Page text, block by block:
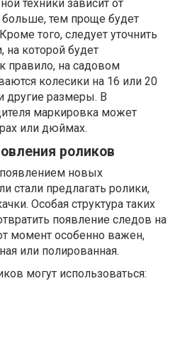
техники зависит от
тем проще будет
того, следует уточнить
которой будет
правило, на садовом
колесики на 16 или 20
другие размеры. В
маркировка может
или дюймах.
роликов
новых
стали предлагать ролики,
Особая структура таких
появление следов на
момент особенно важен,
или полированная.
могут использоваться: